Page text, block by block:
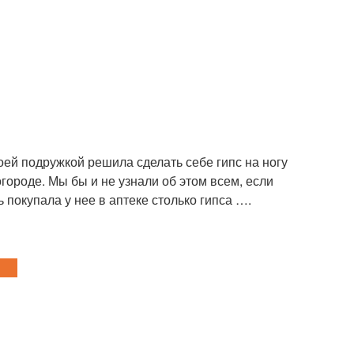
подружкой решила сделать себе гипс на ногу
Мы бы и не узнали об этом всем, если
у нее в аптеке столько гипса ….